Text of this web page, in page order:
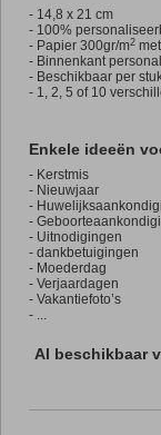
- 14,8 x 21 cm
- 100%
- Papier 300gr/m2
- Binnenkant
- Beschikbaar per
- 1, 2, 5 of 10
Enkele ideeën
- Kerstmis
- Nieuwjaar
-
-
- Uitnodigingen
- dankbetuigingen
- Moederdag
- Verjaardagen
- Vakantiefoto’s
- ...
Al beschikbaar